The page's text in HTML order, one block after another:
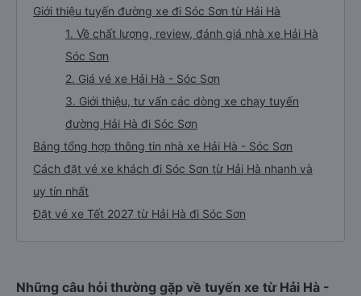
Giới thiệu tuyến đường xe đi Sóc Sơn từ Hải Hà
1. Về chất lượng, review, đánh giá nhà xe Hải Hà
Sóc Sơn
2. Giá vé xe Hải Hà - Sóc Sơn
3. Giới thiệu, tư vấn các dòng xe chạy tuyến
đường Hải Hà đi Sóc Sơn
Bảng tổng hợp thông tin nhà xe Hải Hà - Sóc Sơn
Cách đặt vé xe khách đi Sóc Sơn từ Hải Hà nhanh và
uy tín nhất
Đặt vé xe Tết 2027 từ Hải Hà đi Sóc Sơn
Những câu hỏi thường gặp về tuyến xe từ Hải Hà -